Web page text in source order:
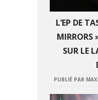
L’EP DE
MIRRORS
SUR LE
PUBLIÉ PAR